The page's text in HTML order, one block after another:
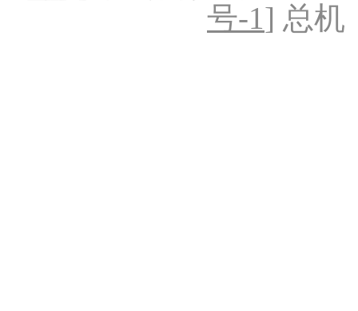
号-1] 总机